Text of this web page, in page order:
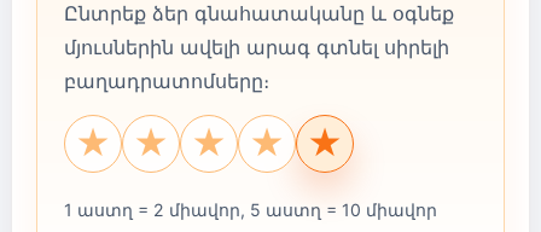
Ընտրեք ձեր գնահատականը և օգնեք
մյուսներին ավելի արագ գտնել սիրելի
բաղադրատոմսերը։
★
★
★
★
★
1 աստղ = 2 միավոր, 5 աստղ = 10 միավոր